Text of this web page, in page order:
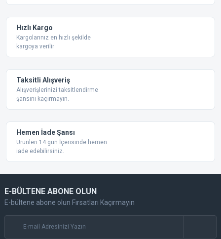
Bu ürüne benzer farklı alternatifler olmalı.
Hızlı Kargo
Kargolarınız en hızlı şekilde
kargoya verilir
Taksitli Alışveriş
Alışverişlerinizi taksitlendirme
şansını kaçırmayın.
Hemen İade Şansı
Ürünleri 14 gün İçerisinde hemen
iade edebilirsiniz.
E-BÜLTENE ABONE OLUN
E-bültene abone olun Fırsatları Kaçırmayın